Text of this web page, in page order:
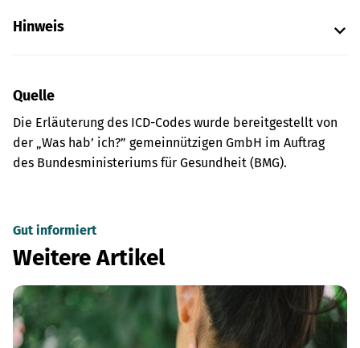
Hinweis
Quelle
Die Erläuterung des ICD-Codes wurde bereitgestellt von
der „Was hab’ ich?” gemeinnützigen GmbH im Auftrag
des Bundesministeriums für Gesundheit (BMG).
Gut informiert
Weitere Artikel